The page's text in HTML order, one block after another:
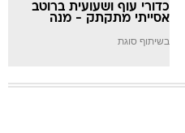
כדורי עוף ושעועית ברוטב
אסייתי מתקתק - מנה
בשיתוף סוגת